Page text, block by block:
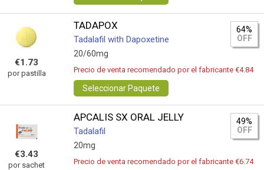
€1.73
por pastilla
TADAPOX
Tadalafil with Dapoxetine
20/60mg
64%
OFF
Precio de venta recomendado por el fabricante €4.84
Seleccionar Paquete
€3.43
por sachet
APCALIS SX ORAL JELLY
Tadalafil
20mg
49%
OFF
Precio de venta recomendado por el fabricante €6.74